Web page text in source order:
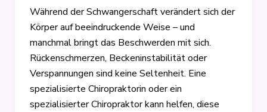
Während der Schwangerschaft verändert sich der
Körper auf beeindruckende Weise – und
manchmal bringt das Beschwerden mit sich.
Rückenschmerzen, Beckeninstabilität oder
Verspannungen sind keine Seltenheit. Eine
spezialisierte Chiropraktorin oder ein
spezialisierter Chiropraktor kann helfen, diese